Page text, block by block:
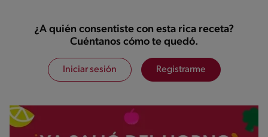
¿A quién consentiste con esta rica receta?
Cuéntanos cómo te quedó.
Iniciar sesión Registrarme